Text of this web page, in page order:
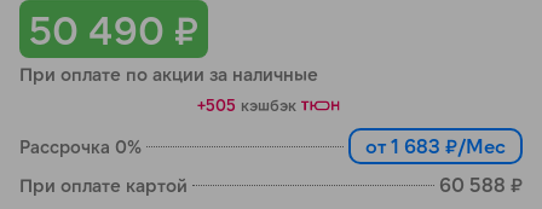
50 490 ₽
При оплате по акции за наличные
+505 кэшбэк
Рассрочка 0% от 1 683 ₽/Мес
При оплате картой 60 588 ₽
Оставшиеся
списыватьсяс вашей карты
каждые 2 недели